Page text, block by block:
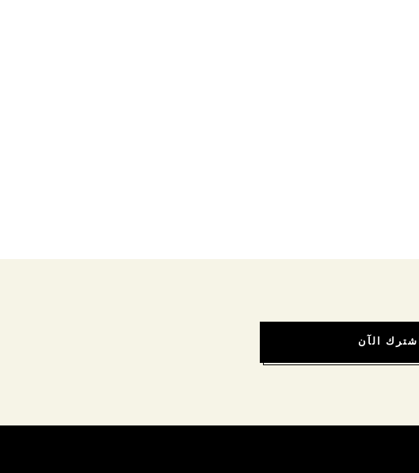
اشترك الآن